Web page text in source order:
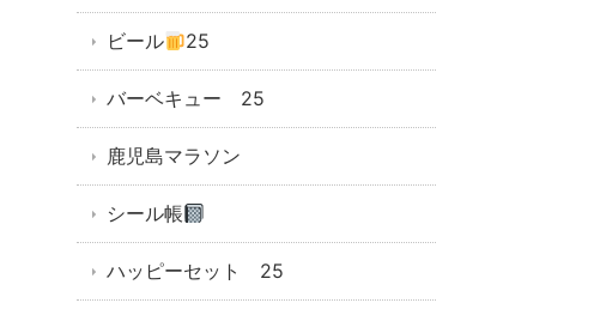
ビール 25
バーベキュー 25
鹿児島マラソン
シール帳
ハッピーセット 25